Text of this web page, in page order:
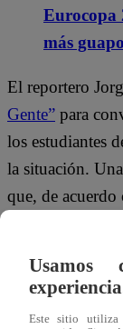
Eurocopa
más
El reportero
Gente” para
los estudiantes
la situación.
que, de
también indicó
Usamos
Este sitio utiliza